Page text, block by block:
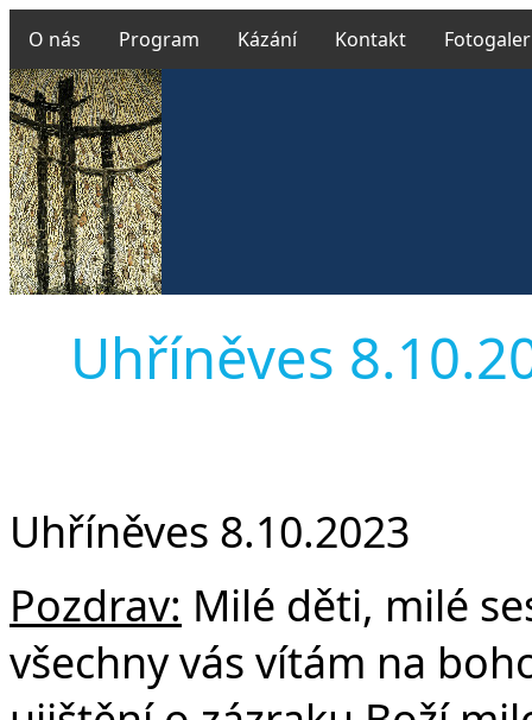
O nás Program Kázání Kontakt
Uhříněves
Uhříněves 8.10.2023
Pozdrav: Milé děti, milé
všechny vás vítám na